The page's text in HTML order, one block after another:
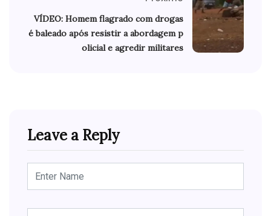
VÍDEO: Homem flagrado com drogas
é baleado após resistir a abordagem p
olicial e agredir militares
Leave a Reply